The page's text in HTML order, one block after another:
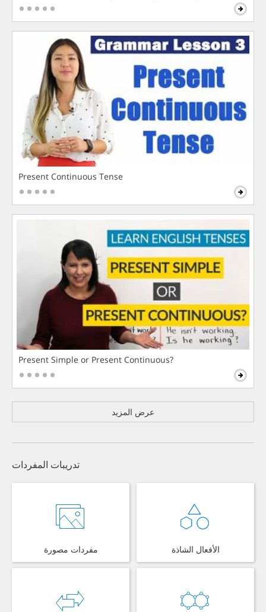
Present Continuous Tense
Present Simple or Present Continuous?
عرض المزيد
تدريبات المفردات
مفردات مصورة الأفعال الشاذة